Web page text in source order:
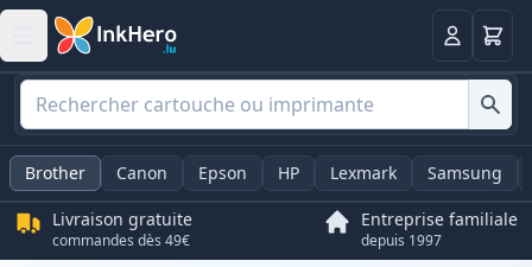
Panier
Brother Canon Epson HP Lexmark Samsung
Livraison gratuite
commandes dès 49€
Entreprise familiale
depuis 1997